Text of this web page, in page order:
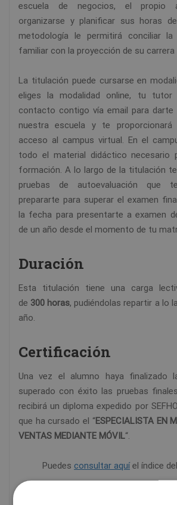
escuela de negocios, el propio
organizarse y planificar sus horas
metodología le permitirá conciliar
familiar con la proyección de su
La titulación puede cursarse en
eliges la modalidad online, tu tutor
contacto contigo vía email para darte
nuestra escuela y te
acceso al campus virtual. En el
todo el material didáctico necesario
formación. A lo largo de la titulación
pruebas de autoevaluación que
prepararte para superar el examen
la fecha para presentarte a examen
de un año desde el momento de tu
Duración
Esta titulación tiene una carga
de 300 horas, pudiéndolas repartir a lo
año.
Certificación
Una vez el alumno haya finalizado
superado con éxito las pruebas
recibirá un diploma expedido por
que ha cursado el “ESPECIALISTA EN
VENTAS MEDIANTE MÓVIL“.
Puedes consultar aquíel índice